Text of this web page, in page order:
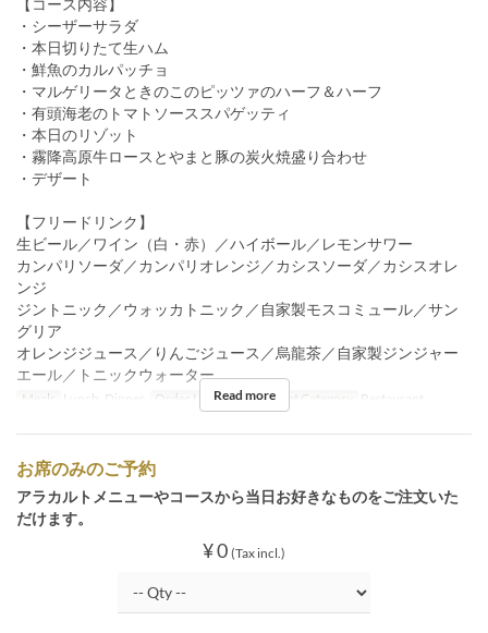
【コース内容】
・シーザーサラダ
・本日切りたて生ハム
・鮮魚のカルパッチョ
・マルゲリータときのこのピッツァのハーフ＆ハーフ
・有頭海老のトマトソーススパゲッティ
・本日のリゾット
・霧降高原牛ロースとやまと豚の炭火焼盛り合わせ
・デザート
【フリードリンク】
生ビール／ワイン（白・赤）／ハイボール／レモンサワー
カンパリソーダ／カンパリオレンジ／カシスソーダ／カシスオレ
ンジ
ジントニック／ウォッカトニック／自家製モスコミュール／サン
グリア
オレンジジュース／りんごジュース／烏龍茶／自家製ジンジャー
エール／トニックウォーター
Meals Lunch, Dinner Order Limit 4 ~ 34 Seat Category Restaurant
Read more
お席のみのご予約
アラカルトメニューやコースから当日お好きなものをご注文いた
だけます。
¥ 0 (Tax incl.)